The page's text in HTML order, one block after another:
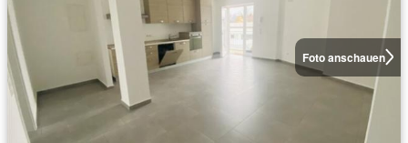
Foto anschauen